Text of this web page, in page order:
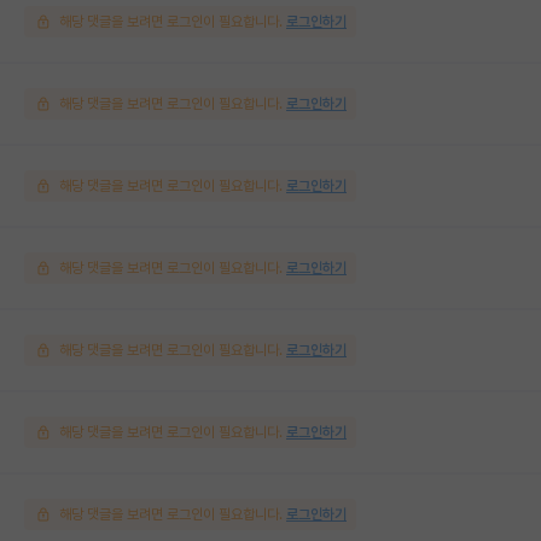
해당 댓글을 보려면 로그인이 필요합니다. 로그인하기
해당 댓글을 보려면 로그인이 필요합니다. 로그인하기
해당 댓글을 보려면 로그인이 필요합니다. 로그인하기
해당 댓글을 보려면 로그인이 필요합니다. 로그인하기
해당 댓글을 보려면 로그인이 필요합니다. 로그인하기
해당 댓글을 보려면 로그인이 필요합니다. 로그인하기
해당 댓글을 보려면 로그인이 필요합니다. 로그인하기